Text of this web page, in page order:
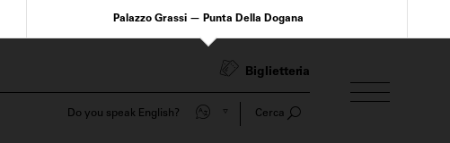
Palazzo Grassi — Punta Della Dogana
Biglietteria
Do you speak English? Cerca